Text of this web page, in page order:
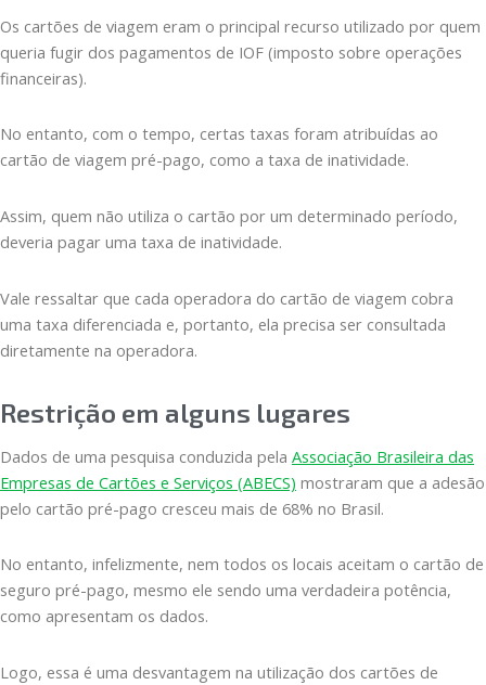
Os cartões de viagem eram o principal recurso utilizado por quem
queria fugir dos pagamentos de IOF (imposto sobre operações
financeiras).
No entanto, com o tempo, certas taxas foram atribuídas ao
cartão de viagem pré-pago, como a taxa de inatividade.
Assim, quem não utiliza o cartão por um determinado período,
deveria pagar uma taxa de inatividade.
Vale ressaltar que cada operadora do cartão de viagem cobra
uma taxa diferenciada e, portanto, ela precisa ser consultada
diretamente na operadora.
Restrição em alguns lugares
Dados de uma pesquisa conduzida pela Associação Brasileira das
Empresas de Cartões e Serviços (ABECS) mostraram que a adesão
pelo cartão pré-pago cresceu mais de 68% no Brasil.
No entanto, infelizmente, nem todos os locais aceitam o cartão de
seguro pré-pago, mesmo ele sendo uma verdadeira potência,
como apresentam os dados.
Logo, essa é uma desvantagem na utilização dos cartões de